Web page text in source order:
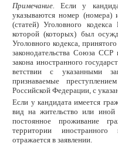
Примечание.Если у
указываются номер (номера)
(статей) Уголовного
которой (которых) был
Уголовного кодек­са,
законодательства Союза
закона иностранного
ветствии с указанными
признаваемые
Российской Федерации, с
Если у кандидата имеется
вид на жительство или
постоянное проживание
территории
отражается в заявлении.